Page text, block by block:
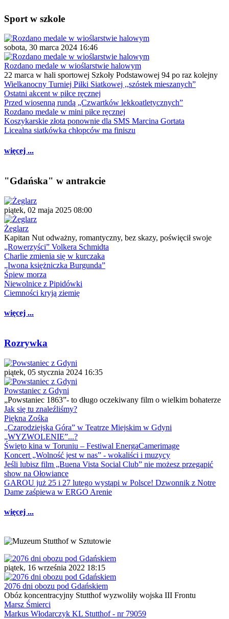
Sport w szkole
sobota, 30 marca 2024 16:46
Rozdano medale w wioślarstwie halowym
22 marca w hali sportowej Szkoły Podstawowej 94 po raz kolejny
Wielkanocny Turniej Piłki Siatkowej ,,szóstek mieszanych”
Ostatni akcent w piłce ręcznej
Przed wiosenną rundą „Czwartków lekkoatletycznych”
Rozdano medale w mini piłce ręcznej
Koszykarskie złota ponownie dla SMS Marcina Gortata
Licealna siatkówka chłopców ma finiszu
więcej ...
"Gdańska" w antrakcie
piątek, 02 maja 2025 08:00
Żeglarz
Kapitan Nut odważny, romantyczny, bez skazy, poświęcił swoje
„Rowerzyści” Volkera Schmidta
Charlie zmienia się w kurczaka
„Iwona księżniczka Burgunda”
Śpiew morza
Niewolnice z Pipidówki
Ciemności kryją ziemię
więcej ...
Rozrywka
piątek, 05 stycznia 2024 16:35
Powstaniec z Gdyni
„Powstaniec 1863”- to długo oczekiwany film o wielkim bohaterze
Jak się tu znaleźliśmy?
Piękna Zośka
„Czarodziejska Góra” w Teatrze Miejskim w Gdyni
„WYZWOLENIE”...?
Święto kina w Toruniu – Festiwal EnergaCamerimage
Koncert „Wolność jest w nas” - wokaliści i muzycy
Jeśli lubisz film „Buena Vista Social Club” nie możesz przegapić
show na Ołowiance
GAROU już 25 i 27 lutego wystąpi w Polsce! Dzwonnik z Notre
Dame zaśpiewa w ERGO Arenie
więcej ...
piątek, 16 września 2022 18:15
2076 dni obozu pod Gdańskiem
Obóz koncentracyjny Stutthof wyzwoliły wojska III Frontu
Marsz Śmierci
Markus Włodarczyk KL Stutthof - nr 79059